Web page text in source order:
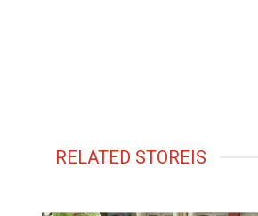
RELATED STOREIS